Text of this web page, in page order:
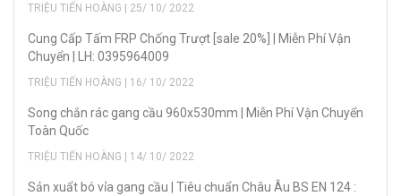
TRIỆU TIẾN HOÀNG | 25/ 10/ 2022
Cung Cấp Tấm FRP Chống Trượt [sale 20%] | Miễn Phí Vận
Chuyển | LH: 0395964009
TRIỆU TIẾN HOÀNG | 16/ 10/ 2022
Song chắn rác gang cầu 960x530mm | Miễn Phí Vận Chuyển
Toàn Quốc
TRIỆU TIẾN HOÀNG | 14/ 10/ 2022
Sản xuẩt bó vỉa gang cầu | Tiêu chuẩn Châu Âu BS EN 124 :